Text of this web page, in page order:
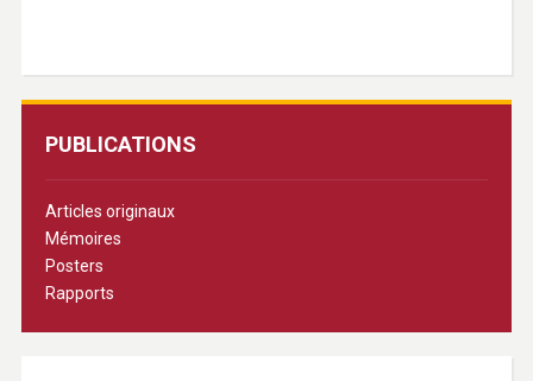
PUBLICATIONS
Articles originaux
Mémoires
Posters
Rapports